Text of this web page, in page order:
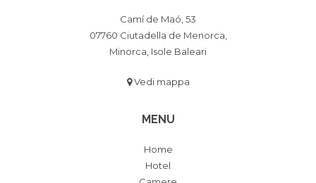
Camí de Maó, 53
07760 Ciutadella de Menorca,
Minorca, Isole Baleari
Vedi mappa
MENU
Home
Hotel